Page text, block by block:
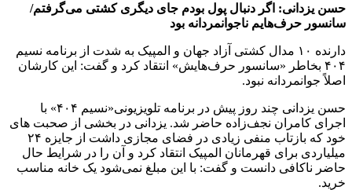
حسن یزدانی: اگر دنبال پول بودم جای دیگری کشتی می‌گرفتم/
سانسور حرف‌هایم ناجوانمردانه بود
دارنده ۱۰ مدال کشتی آزاد جهان و المپیک به شدت از برنامه نسیم
۴۰۴ بخاطر «سانسور حرف‌هایش» انتقاد کرد و گفت: این کارشان
اصلاً جوانمردانه نبود.
حسن یزدانی چند روز پیش در برنامه تلویزیونی«نسیم ۴۰۴» با
اجرای کامران نجف‌زاده حاضر شد. یزدانی در بخشی از صحبت های
خود که بازتاب منفی زیادی در فضای مجازی داشت از جایزه ۲۴
میلیاردی برای قهرمانان المپیک انتقاد کرد و آن را در شرایط حال
حاضر ناکافی دانست و گفت: با این مبلغ نمی‌شود یک خانه مناسب
خرید.